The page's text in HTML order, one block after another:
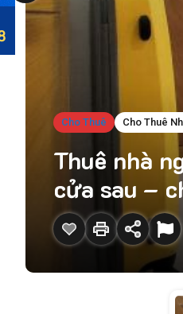
Cho Thuê Cho Thuê
Thuê nhà
cửa sau –